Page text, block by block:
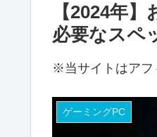
【2024年
必要なスペ
※当サイトはアフ
ゲーミングPC